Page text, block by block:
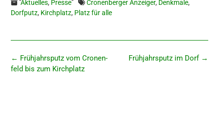
"Aktuelles, Presse" Cronenberger Anzeiger, Denkmale,
Dorfputz, Kirchplatz, Platz für alle
Frühjahrs­putz im Dorf →
← Frühjahrs­putz vom Cronen­
feld bis zum Kirchplatz